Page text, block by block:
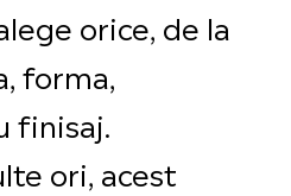
orice, de la
forma,
finisaj.
ori, acest